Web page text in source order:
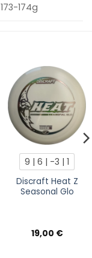
173-174g
9 | 6 | -3 | 1
Discraft Heat Z
Seasonal Glo
19,00 €